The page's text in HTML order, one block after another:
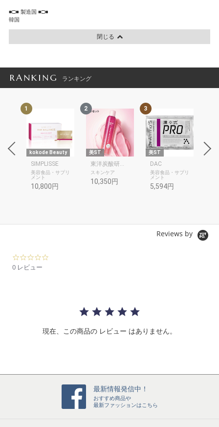
■□■ 製造国 ■□■
韓国
閉じる
RANKING ランキング
1
kokode Beauty
SIMPLISSE
美容食品・サプリ
メント
10,800円
2
美ST
東洋炭酸研究所
スキンケア
10,350円
3
美ST
DAC
美容食品・サプリ
メント
5,594円
Reviews by
i
0 レビュー
現在、この商品の レビュー はありません。
最新情報発信中！
おすすめ商品や
最新ファッションはこちら